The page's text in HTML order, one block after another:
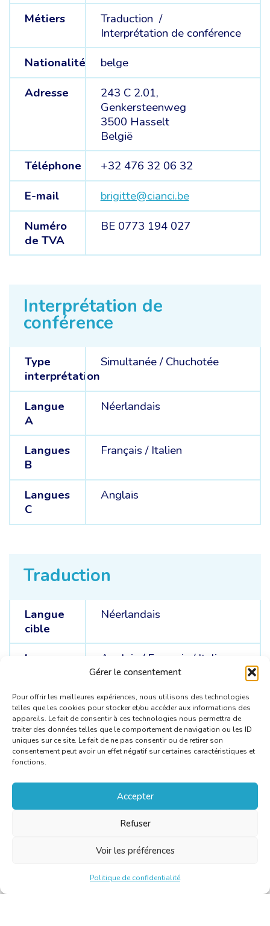
Gérer le consentement
Pour offrir les meilleures expériences, nous utilisons des technologies
telles que les cookies pour stocker et/ou accéder aux informations des
appareils. Le fait de consentir à ces technologies nous permettra de
traiter des données telles que le comportement de navigation ou les ID
uniques sur ce site. Le fait de ne pas consentir ou de retirer son
consentement peut avoir un effet négatif sur certaines caractéristiques et
fonctions.
Accepter
Refuser
Voir les préférences
Politique de confidentialité
Métiers
Traduction /
Interprétation de conférence
Nationalité
belge
Adresse
243 C 2.01,
Genkersteenweg
3500 Hasselt
België
Téléphone
+32 476 32 06 32
E-mail
brigitte@cianci.be
Numéro
de TVA
BE 0773 194 027
Interprétation de
conférence
Type
interprétation
Simultanée/Chuchotée
Langue
A
Néerlandais
Langues
B
Français / Italien
Langues
C
Anglais
Traduction
Langue
cible
Néerlandais
Langue
Anglais / Français / Italien